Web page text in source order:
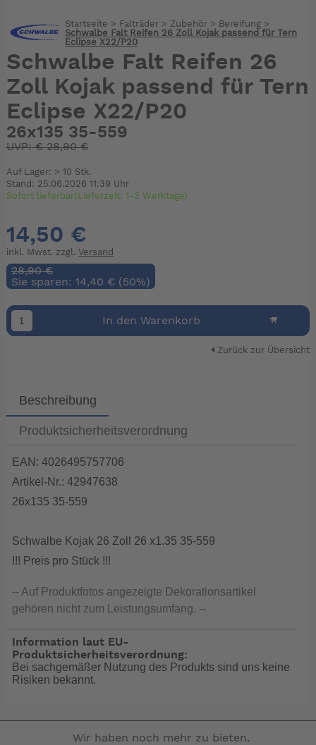
Startseite > Falträder > Zubehör > Bereifung >
Schwalbe Falt Reifen 26 Zoll Kojak passend für Tern
Eclipse X22/P20
Schwalbe Falt Reifen 26
Zoll Kojak passend für Tern
Eclipse X22/P20
26x135 35-559
UVP:€28,90 €
Auf Lager: > 10 Stk.
Stand: 25.06.2026 11:39 Uhr
Sofort lieferbar(Lieferzeit: 1-3 Werktage)
14,50 €
inkl. Mwst. zzgl. Versand
28,90 €
Sie sparen: 14,40 € (50%)
In den Warenkorb
Zurück zur Übersicht
Beschreibung
Produktsicherheitsverordnung
EAN: 4026495757706
Artikel-Nr.: 42947638
26x135 35-559
Schwalbe Kojak 26 Zoll 26 x1.35 35-559
!!! Preis pro Stück !!!
-- Auf Produktfotos angezeigte Dekorationsartikel
gehören nicht zum Leistungsumfang. --
Information laut EU-
Produktsicherheitsverordnung:
Bei sachgemäßer Nutzung des Produkts sind uns keine
Risiken bekannt.
Wir haben noch mehr zu bieten.